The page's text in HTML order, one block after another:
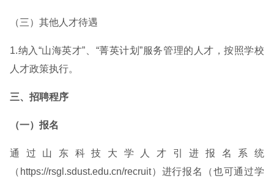
（三）其他人才待遇
1.纳入“山海英才”、“菁英计划”服务管理的人才，按照学校
人才政策执行。
三、招聘程序
（一）报名
通过山东科技大学人才引进报名系统
（https://rsgl.sdust.edu.cn/recruit）进行报名（也可通过学